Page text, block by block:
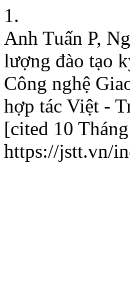
1.
Anh Tuấn P,
lượng đào tạo
Công nghệ
hợp tác Việt -
[cited 10
https://jstt.vn/